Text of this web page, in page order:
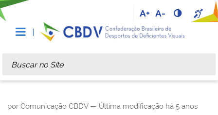
A+ A-
Busca
Busca Avançada…
por Comunicação CBDV — Última modificação há 5 anos